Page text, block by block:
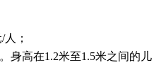
；
身高在1.2米至1.5米之间的儿